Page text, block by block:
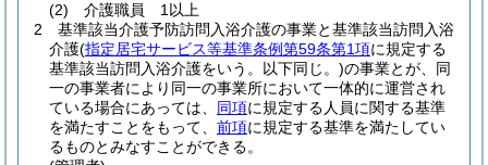
(2)
介護職員 1以上
2
基準該当介護予防訪問入浴介護の事業と基準該当訪問入浴
介護(指定居宅サービス等基準条例第59条第1項に規定する
基準該当訪問入浴介護をいう。以下同じ。)の事業とが、同
一の事業者により同一の事業所において一体的に運営され
ている場合にあっては、 同項に規定する人員に関する基準
を満たすことをもって、 前項に規定する基準を満たしてい
るものとみなすことができる。